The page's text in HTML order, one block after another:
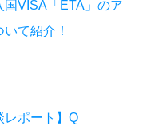
国VISA「ETA」のア
て紹介！
レポート】Q